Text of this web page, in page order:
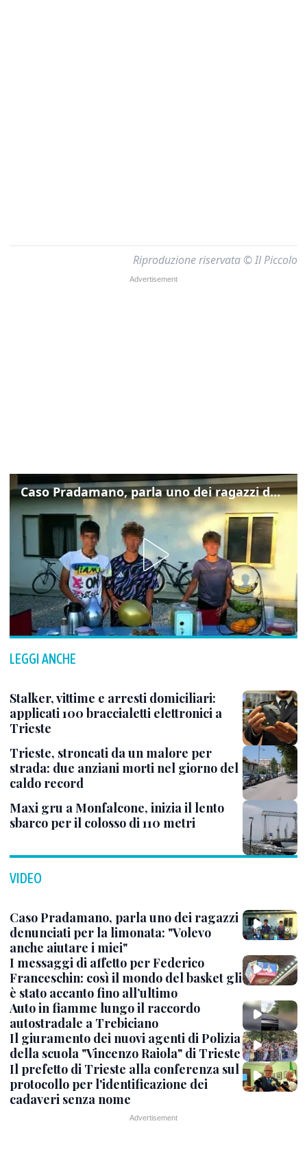
Riproduzione riservata © Il Piccolo
Caso Pradamano, parla uno dei ragazzi denunciati per la limonata: "Volevo anche aiutare i miei"
LEGGI ANCHE
Stalker, vittime e arresti domiciliari:
applicati 100 braccialetti elettronici a
Trieste
Trieste, stroncati da un malore per
strada: due anziani morti nel giorno del
caldo record
Maxi gru a Monfalcone, inizia il lento
sbarco per il colosso di 110 metri
VIDEO
Caso Pradamano, parla uno dei ragazzi
denunciati per la limonata: "Volevo
anche aiutare i miei"
I messaggi di affetto per Federico
Franceschin: così il mondo del basket gli
è stato accanto fino all’ultimo
Auto in fiamme lungo il raccordo
autostradale a Trebiciano
Il giuramento dei nuovi agenti di Polizia
della scuola "Vincenzo Raiola" di Trieste
Il prefetto di Trieste alla conferenza sul
protocollo per l'identificazione dei
cadaveri senza nome